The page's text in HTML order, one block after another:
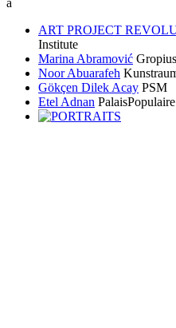
a
ART PROJECT
Institute
Marina Abramović
Noor Abuarafeh
Gökçen Dilek Acay PSM
Etel Adnan PalaisPopulaire